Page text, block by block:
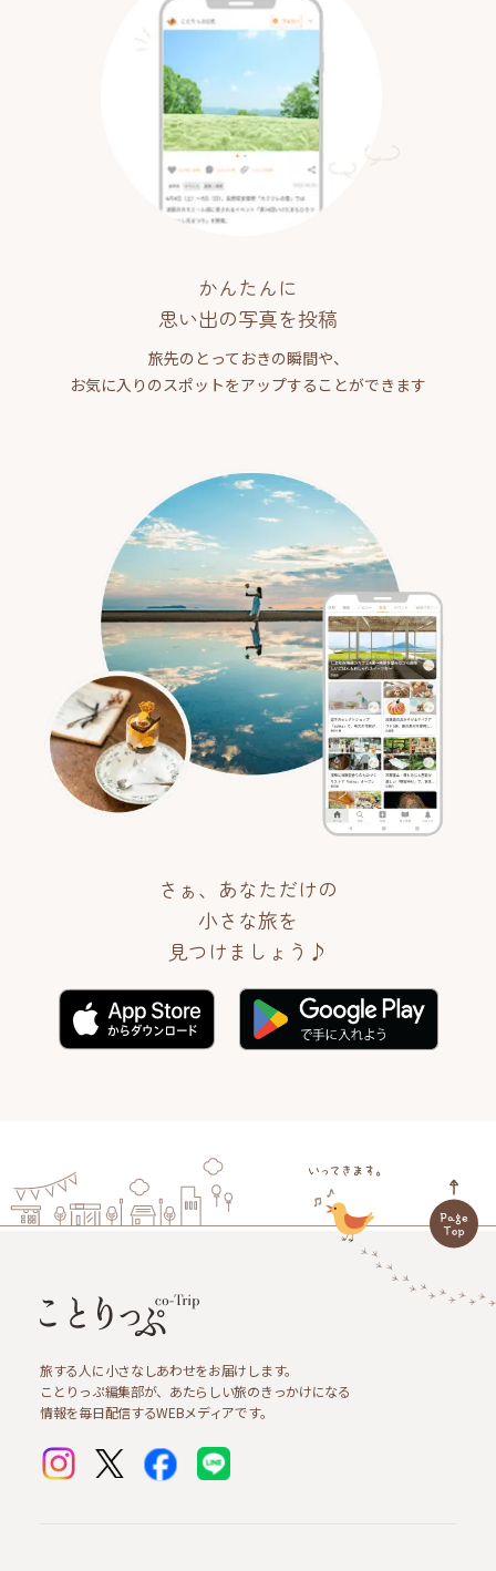
かんたんに
思い出の写真を投稿
旅先のとっておきの瞬間や、
お気に入りのスポットをアップすることができます
さぁ、あなただけの
小さな旅を
見つけましょう♪
旅する人に小さなしあわせをお届けします。
ことりっぷ編集部が、あたらしい旅のきっかけになる
情報を毎日配信するWEBメディアです。